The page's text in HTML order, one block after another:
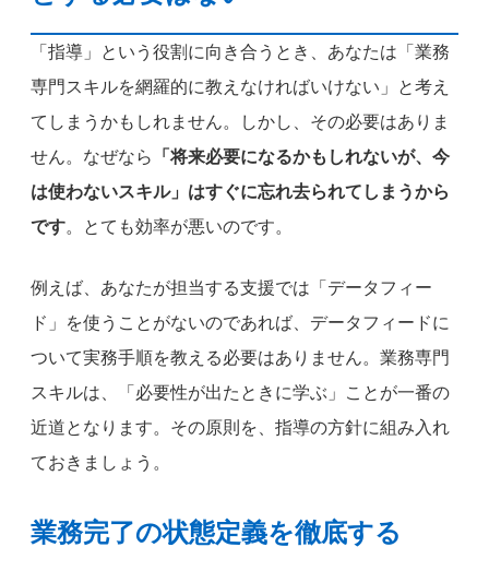
「指導」という役割に向き合うとき、あなたは「業務
専門スキルを網羅的に教えなければいけない」と考え
てしまうかもしれません。しかし、その必要はありま
せん。なぜなら
「将来必要になるかもしれないが、今
は使わないスキル」はすぐに忘れ去られてしまうから
です。とても効率が悪いのです。
例えば、あなたが担当する支援では「データフィー
ド」を使うことがないのであれば、データフィードに
ついて実務手順を教える必要はありません。業務専門
スキルは、「必要性が出たときに学ぶ」ことが一番の
近道となります。その原則を、指導の方針に組み入れ
ておきましょう。
業務完了の状態定義を徹底する